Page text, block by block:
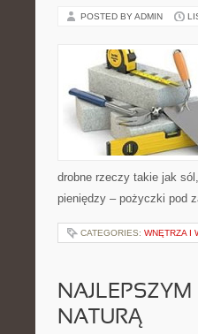
POSTED BY ADMIN
drobne rzeczy takie jak
pieniędzy – pożyczki pod
CATEGORIES: WNĘTRZA I
NATURĄ